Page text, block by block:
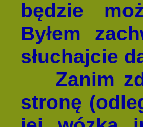
będzie
Byłem
słuchajcie
Zanim
stronę